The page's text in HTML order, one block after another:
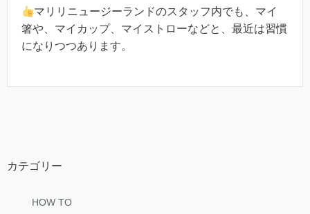
マリリニュージーランドのスタッフ内でも、マイ
箸や、マイカップ、マイストローなどと、最近は習慣
になりつつあります。
カテゴリー
HOW TO